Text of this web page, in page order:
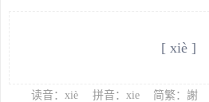
[ xiè ]
读音：xiè 拼音：xie 简繁：謝